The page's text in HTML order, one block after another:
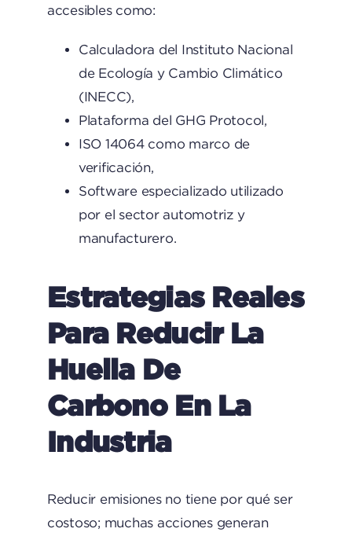
accesibles como:
Calculadora del Instituto Nacional
de Ecología y Cambio Climático
(INECC),
Plataforma del GHG Protocol,
ISO 14064 como marco de
verificación,
Software especializado utilizado
por el sector automotriz y
manufacturero.
Estrategias Reales
Para Reducir La
Huella De
Carbono En La
Industria
Reducir emisiones no tiene por qué ser
costoso; muchas acciones generan